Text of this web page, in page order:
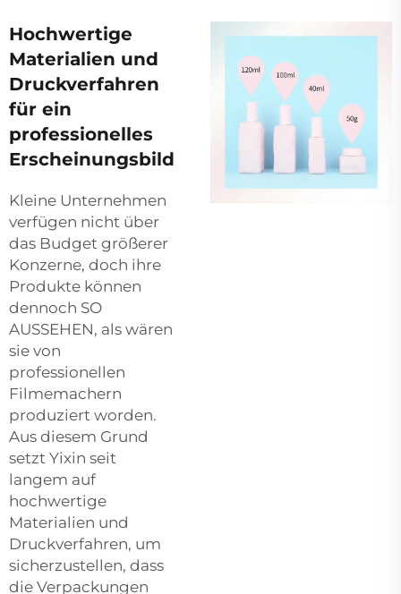
Hochwertige
Materialien und
Druckverfahren
für ein
professionelles
Erscheinungsbild
Kleine Unternehmen
verfügen nicht über
das Budget größerer
Konzerne, doch ihre
Produkte können
dennoch SO
AUSSEHEN, als wären
sie von
professionellen
Filmemachern
produziert worden.
Aus diesem Grund
setzt Yixin seit
langem auf
hochwertige
Materialien und
Druckverfahren, um
sicherzustellen, dass
die Verpackungen